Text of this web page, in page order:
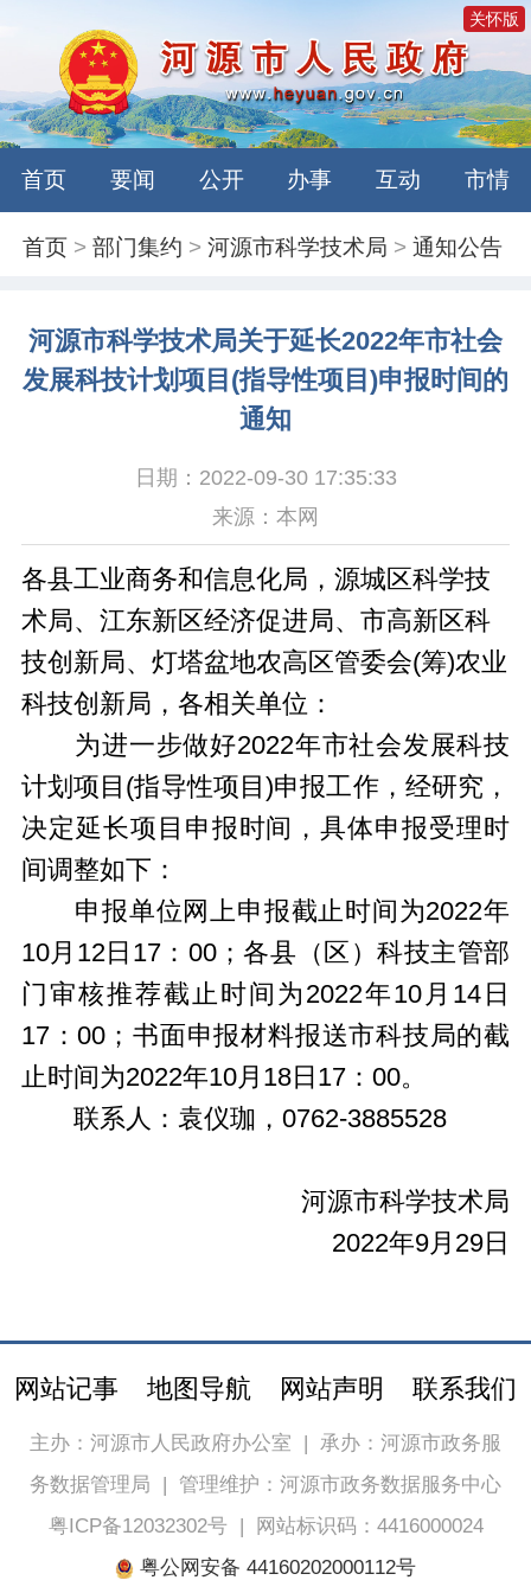
关怀版
首页 要闻 公开 办事 互动 市情
首页 >部门集约 >河源市科学技术局 >通知公告
河源市科学技术局关于延长2022年市社会
发展科技计划项目(指导性项目)申报时间的
通知
日期：2022-09-30 17:35:33
来源：本网
各县工业商务和信息化局，源城区科学技
术局、江东新区经济促进局、市高新区科
技创新局、灯塔盆地农高区管委会(筹)农业
科技创新局，各相关单位：
为进一步做好2022年市社会发展科技
计划项目(指导性项目)申报工作，经研究，
决定延长项目申报时间，具体申报受理时
间调整如下：
申报单位网上申报截止时间为2022年
10月12日17：00；各县（区）科技主管部
门审核推荐截止时间为2022年10月14日
17：00；书面申报材料报送市科技局的截
止时间为2022年10月18日17：00。
联系人：袁仪珈，0762-3885528
河源市科学技术局
2022年9月29日
网站记事 地图导航 网站声明 联系我们
主办：河源市人民政府办公室 | 承办：河源市政务服
务数据管理局 | 管理维护：河源市政务数据服务中心
粤ICP备12032302号|
网站标识码：4416000024
粤公网安备 44160202000112号